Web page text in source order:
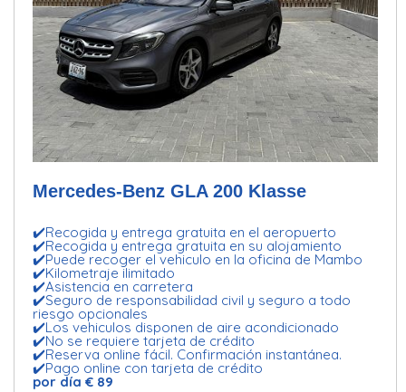
Mercedes-Benz GLA 200 Klasse
✔️Recogida y entrega gratuita en el aeropuerto
✔️Recogida y entrega gratuita en su alojamiento
✔️Puede recoger el vehiculo en la oficina de Mambo
✔️Kilometraje ilimitado
✔️Asistencia en carretera
✔️Seguro de responsabilidad civil y seguro a todo
riesgo opcionales
✔️Los vehiculos disponen de aire acondicionado
✔️No se requiere tarjeta de crédito
✔️Reserva online fácil. Confirmación instantánea.
✔️Pago online con tarjeta de crédito
por día € 89